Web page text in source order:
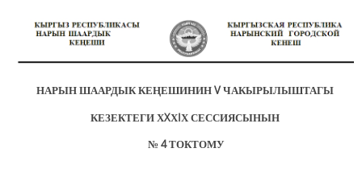
НАРЫН ШААРДЫК КЕҢЕШИНИН V ЧАКЫРЫЛЫШТАГЫ
КЕЗЕКТЕГИ ХXХIХСЕССИЯСЫНЫН
№ 4 ТОКТОМУ